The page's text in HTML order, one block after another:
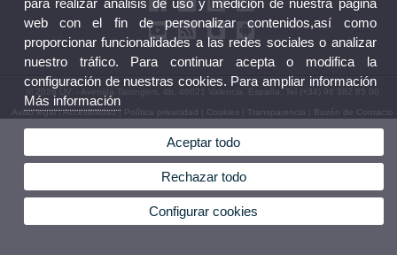
© 2026 UV. - Avenida Tarongers, 4b. 46021 Valencia. España. Tel (+34) 96 382 85 00
Aviso legal|Accesibilidad| Política privacidad Cookies Transparencia Buzón de Contacto
web con el fin de personalizar contenidos,así como
proporcionar funcionalidades a las redes sociales o analizar
nuestro tráfico. Para continuar acepta o modifica la
configuración de nuestras cookies. Para ampliar información
Más información
Aceptar todo
Rechazar todo
Configurar cookies